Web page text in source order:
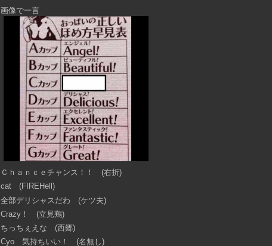
画像で一言
Ｃｈａｎｃｅチャンス！！ (右折)
cat (FIREHell)
全部デリシャスだわ (ケツ夫)
Crazy！ (立見鶏)
ちっちぇえな (西郷)
Cyo 気持ちいい！ (名無し)